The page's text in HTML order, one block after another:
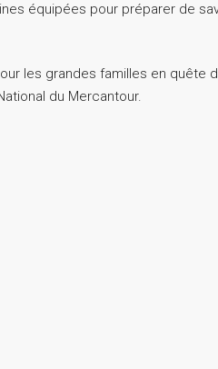
équipées pour préparer de
les grandes familles en
du Mercantour.